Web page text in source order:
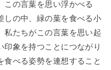
この言葉を思い浮かべる
しの中、緑の葉を食べる小
私たちがこの言葉を思い起
印象を持つことにつながり
食べる姿勢を連想すること